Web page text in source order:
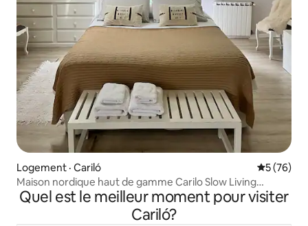
Logement · Cariló Note
5 (76)
Maison nordique haut de gamme Carilo Slow Living
Superhost
Quel est le meilleur moment pour visiter
Cariló?